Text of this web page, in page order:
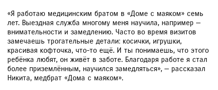
«Я работаю медицинским братом в «Доме с маяком» семь
лет. Выездная служба многому меня научила, например —
внимательности и замедлению. Часто во время визитов
замечаешь трогательные детали: косички, игрушки,
красивая кофточка, что-то ещё. И ты понимаешь, что этого
ребёнка любят, он живёт в заботе. Благодаря работе я стал
более приземлённым, научился замедляться», — рассказал
Никита, медбрат «Дома с маяком».